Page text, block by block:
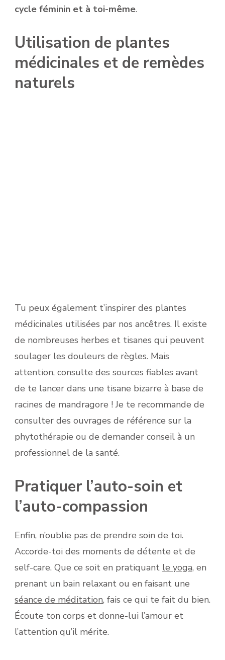
cycle féminin et à toi-même.
Utilisation de plantes
médicinales et de remèdes
naturels
Tu peux également t’inspirer des plantes
médicinales utilisées par nos ancêtres. Il existe
de nombreuses herbes et tisanes qui peuvent
soulager les douleurs de règles. Mais
attention, consulte des sources fiables avant
de te lancer dans une tisane bizarre à base de
racines de mandragore ! Je te recommande de
consulter des ouvrages de référence sur la
phytothérapie ou de demander conseil à un
professionnel de la santé.
Pratiquer l’auto-soin et
l’auto-compassion
Enfin, n’oublie pas de prendre soin de toi.
Accorde-toi des moments de détente et de
self-care. Que ce soit en pratiquant le yoga, en
prenant un bain relaxant ou en faisant une
séance de méditation, fais ce qui te fait du bien.
Écoute ton corps et donne-lui l’amour et
l’attention qu’il mérite.